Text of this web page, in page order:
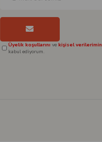
Üyelik koşullarını vekişisel verilerimin
kabul ediyorum.